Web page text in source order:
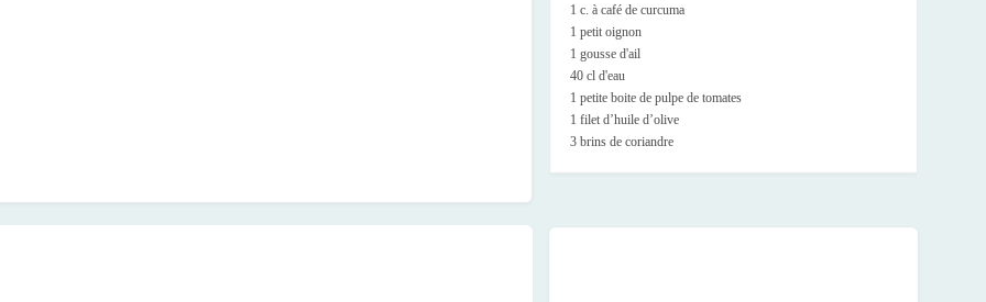
1 c. à café de curcuma
1 petit oignon
1 gousse d'ail
40 cl d'eau
1 petite boite de pulpe de tomates
1 filet d’huile d’olive
3 brins de coriandre